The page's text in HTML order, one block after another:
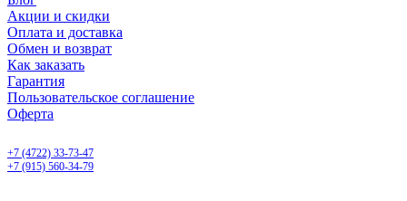
Акции и скидки
Оплата и доставка
Обмен и возврат
Как заказать
Гарантия
Пользовательское соглашение
Оферта
+7 (4722) 33-73-47
+7 (915) 560-34-79